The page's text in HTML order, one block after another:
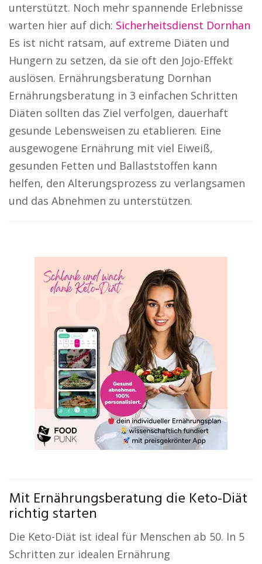
unterstützt. Noch mehr spannende Erlebnisse
warten hier auf dich: Sicherheitsdienst Dornhan
Es ist nicht ratsam, auf extreme Diäten und
Hungern zu setzen, da sie oft den Jojo-Effekt
auslösen. Ernährungsberatung Dornhan
Ernährungsberatung in 3 einfachen Schritten
Diäten sollten das Ziel verfolgen, dauerhaft
gesunde Lebensweisen zu etablieren. Eine
ausgewogene Ernährung mit viel Eiweiß,
gesunden Fetten und Ballaststoffen kann
helfen, den Alterungsprozess zu verlangsamen
und das Abnehmen zu unterstützen.
Mit Ernährungsberatung die Keto-Diät
richtig starten
Die Keto-Diät ist ideal für Menschen ab 50. In 5
Schritten zur idealen Ernährung